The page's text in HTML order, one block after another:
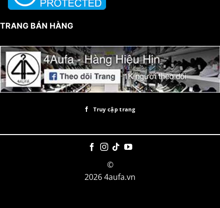
TRANG BÁN HÀNG
Truy cập trang
©
2026 4aufa.vn